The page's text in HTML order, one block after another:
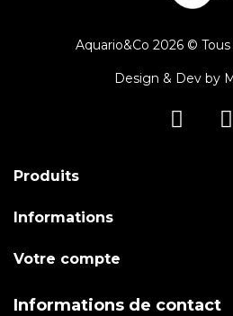
Aquario&Co 2026 ©
Design & Dev by
Produits
Informations
Votre compte
Informations de contact